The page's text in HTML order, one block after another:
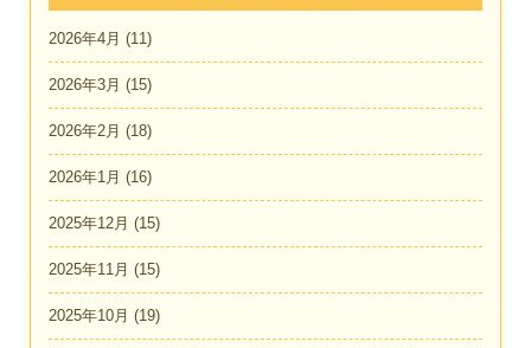
2026年4月 (11)
2026年3月 (15)
2026年2月 (18)
2026年1月 (16)
2025年12月 (15)
2025年11月 (15)
2025年10月 (19)